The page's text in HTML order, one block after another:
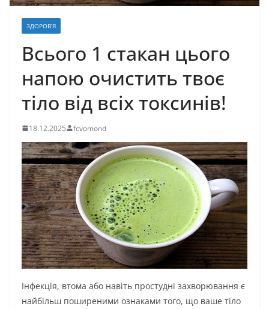
ЗДОРОВ’Я
Всього 1 стакан цього
напою очистить твоє
тіло від всіх токсинів!
18.12.2025 fcvomond
Інфекція, втома або навіть простудні захворювання є
найбільш поширеними ознаками того, що ваше тіло